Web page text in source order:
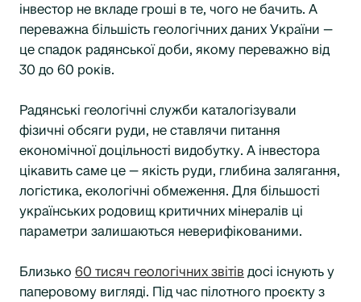
інвестор не вкладе гроші в те, чого не бачить. А
переважна більшість геологічних даних України —
це спадок радянської доби, якому переважно від
30 до 60 років.
Радянські геологічні служби каталогізували
фізичні обсяги руди, не ставлячи питання
економічної доцільності видобутку. А інвестора
цікавить саме це — якість руди, глибина залягання,
логістика, екологічні обмеження. Для більшості
українських родовищ критичних мінералів ці
параметри залишаються неверифікованими.
Близько 60 тисяч геологічних звітів досі існують у
паперовому вигляді. Під час пілотного проєкту з